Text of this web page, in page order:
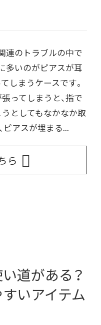
連のトラブルの中で
多いのがピアスが耳
しまうケースです。
ってしまうと、指で
としてもなかなか取
ピアスが埋まる...
ら
道がある？
いアイテム